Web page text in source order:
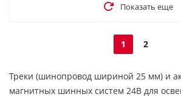
Показать еще
1 2
Треки (шинопровод шириной 25 мм) и
магнитных шинных систем 24В для